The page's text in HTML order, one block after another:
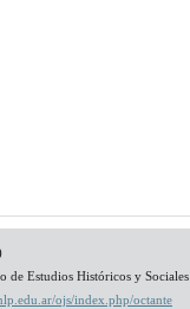
de Estudios Históricos y Sociales
ojs/index.php/octante